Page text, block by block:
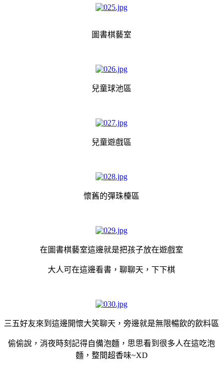
圖書棋藝室
兒童球池區
兒童遊戲區
懷舊的彈珠檯區
在圖書棋藝室這邊就是把孩子放在遊戲室
大人可在這邊看書，聊聊天，下下棋
三五好友來到這邊開懷大笑聊天，旁邊就是無限暢飲的飲料區
偷偷說，消夜時刻記得自備泡麵，思思看到很多人在這吃泡
麵，整間超香味~XD